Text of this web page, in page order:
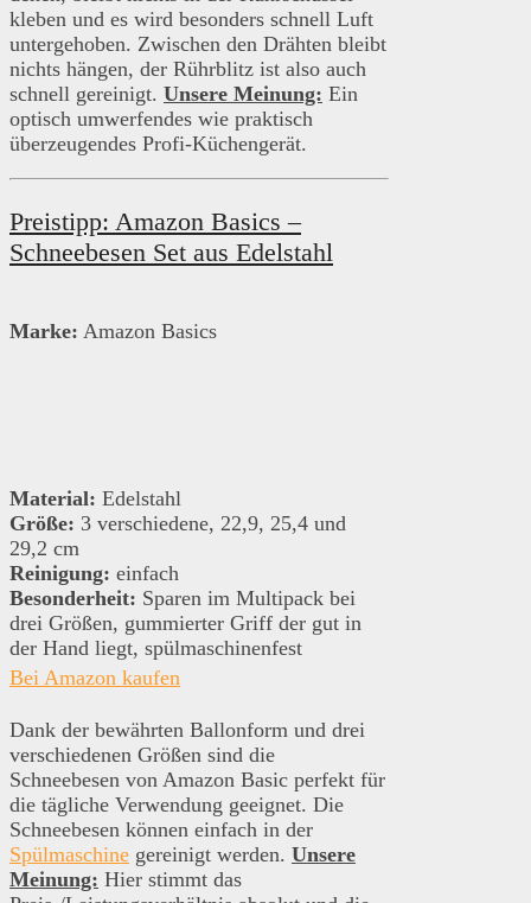
kleben und es wird besonders schnell Luft
untergehoben. Zwischen den Drähten bleibt
nichts hängen, der Rührblitz ist also auch
schnell gereinigt. Unsere Meinung: Ein
optisch umwerfendes wie praktisch
überzeugendes Profi-Küchengerät.
Preistipp: Amazon Basics –
Schneebesen Set aus Edelstahl
Marke: Amazon Basics
Material: Edelstahl
Größe: 3 verschiedene, 22,9, 25,4 und
29,2 cm
Reinigung: einfach
Besonderheit: Sparen im Multipack bei
drei Größen, gummierter Griff der gut in
der Hand liegt, spülmaschinenfest
Bei Amazon kaufen
Dank der bewährten Ballonform und drei
verschiedenen Größen sind die
Schneebesen von Amazon Basic perfekt für
die tägliche Verwendung geeignet. Die
Schneebesen können einfach in der
Spülmaschine gereinigt werden. Unsere
Meinung: Hier stimmt das